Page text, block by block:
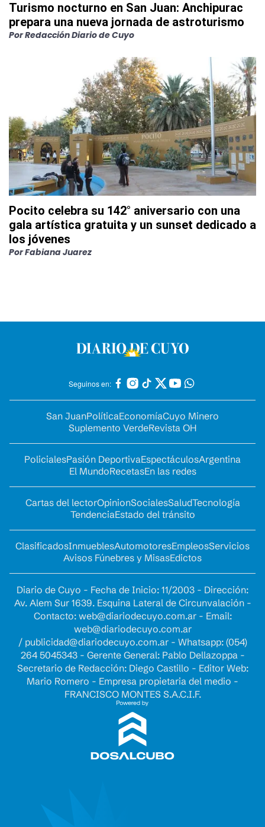
Turismo nocturno en San Juan: Anchipurac
prepara una nueva jornada de astroturismo
PorRedacción Diario de Cuyo
Pocito celebra su 142° aniversario con una
gala artística gratuita y un sunset dedicado a
los jóvenes
PorFabiana Juarez
Seguinos en:
San JuanPolíticaEconomíaCuyo Minero
Suplemento VerdeRevista OH
PolicialesPasión DeportivaEspectáculosArgentina
El MundoRecetasEn las redes
Cartas del lectorOpinionSocialesSaludTecnología
TendenciaEstado del tránsito
ClasificadosInmueblesAutomotoresEmpleosServicios
Avisos Fúnebres y MisasEdictos
Diario de Cuyo - Fecha de Inicio: 11/2003 - Dirección:
Av. Alem Sur 1639. Esquina Lateral de Circunvalación -
Contacto: web@diariodecuyo.com.ar- Email:
web@diariodecuyo.com.ar
/ publicidad@diariodecuyo.com.ar- Whatsapp: (054)
264 5045343 - Gerente General: Pablo Dellazoppa -
Secretario de Redacción: Diego Castillo - Editor Web:
Mario Romero - Empresa propietaria del medio -
FRANCISCO MONTES S.A.C.I.F.